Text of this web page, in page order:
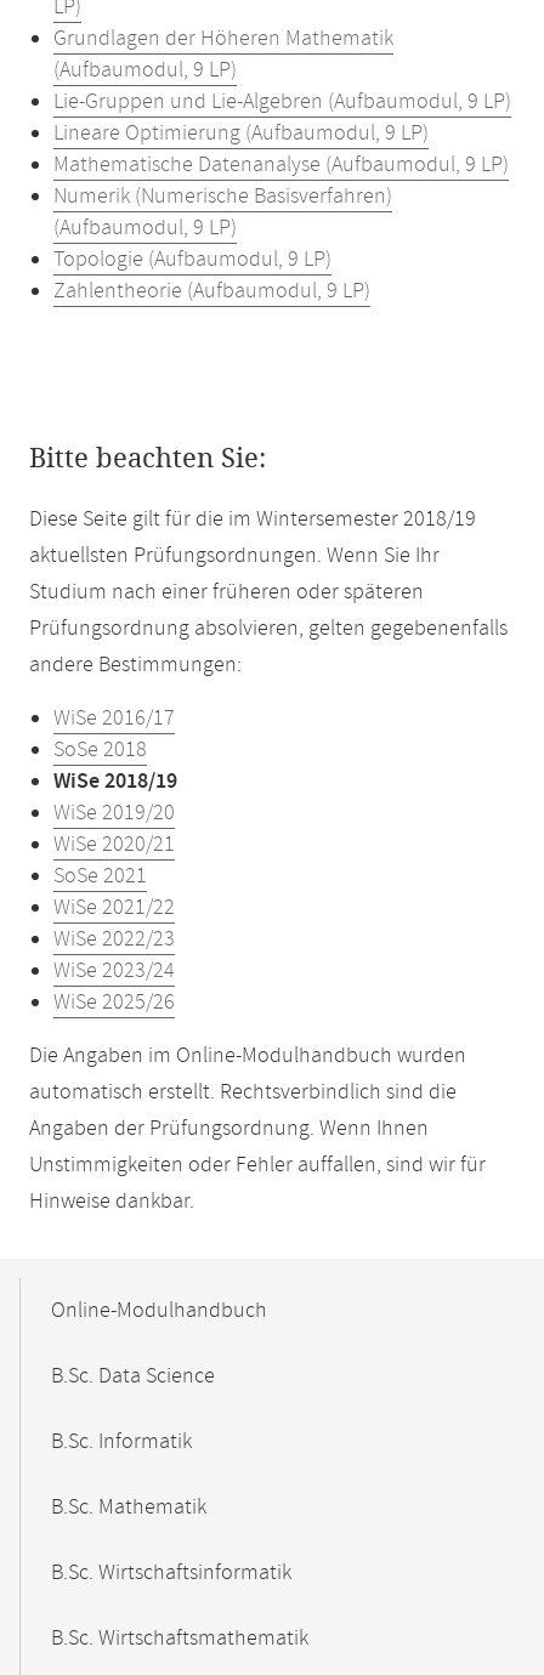
LP)
Grundlagen der Höheren Mathematik
(Aufbaumodul, 9 LP)
Lie-Gruppen und Lie-Algebren (Aufbaumodul, 9 LP)
Lineare Optimierung (Aufbaumodul, 9 LP)
Mathematische Datenanalyse (Aufbaumodul, 9 LP)
Numerik (Numerische Basisverfahren)
(Aufbaumodul, 9 LP)
Topologie (Aufbaumodul, 9 LP)
Zahlentheorie (Aufbaumodul, 9 LP)
Bitte beachten Sie:
Diese Seite gilt für die im Wintersemester 2018/19
aktuellsten Prüfungsordnungen. Wenn Sie Ihr
Studium nach einer früheren oder späteren
Prüfungsordnung absolvieren, gelten gegebenenfalls
andere Bestimmungen:
WiSe 2016/17
SoSe 2018
WiSe 2018/19
WiSe 2019/20
WiSe 2020/21
SoSe 2021
WiSe 2021/22
WiSe 2022/23
WiSe 2023/24
WiSe 2025/26
Die Angaben im Online-Modulhandbuch wurden
automatisch erstellt. Rechtsverbindlich sind die
Angaben der Prüfungsordnung. Wenn Ihnen
Unstimmigkeiten oder Fehler auffallen, sind wir für
Hinweise dankbar.
NavigationOnline-Modulhandbuch
B.Sc. Data Science
B.Sc. Informatik
B.Sc. Mathematik
B.Sc. Wirtschaftsinformatik
B.Sc. Wirtschaftsmathematik